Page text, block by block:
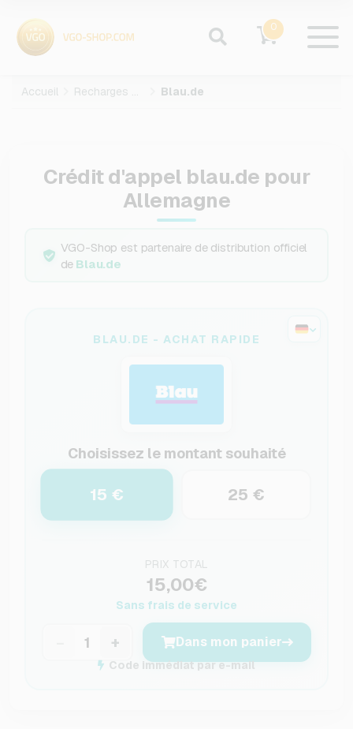
0
Accueil Recharges mobiles Blau.de
Crédit d'appel blau.de pour
Allemagne
VGO-Shop est partenaire de distribution officiel
de Blau.de
BLAU.DE - ACHAT RAPIDE
Choisissez le montant souhaité
15 € 25 €
PRIX TOTAL
15,00€
Sans frais de service
+ Dans mon panier
Code immédiat par e-mail